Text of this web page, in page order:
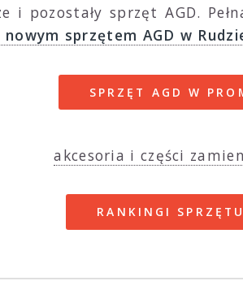
i pozostały sprzęt AGD.
nowym sprzętem AGD w
SPRZĘT AGD W
akcesoria i części
RANKINGI